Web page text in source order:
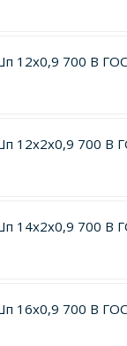
12х0,9 700 В
12х2х0,9 700 В
14х2х0,9 700 В
16х0,9 700 В